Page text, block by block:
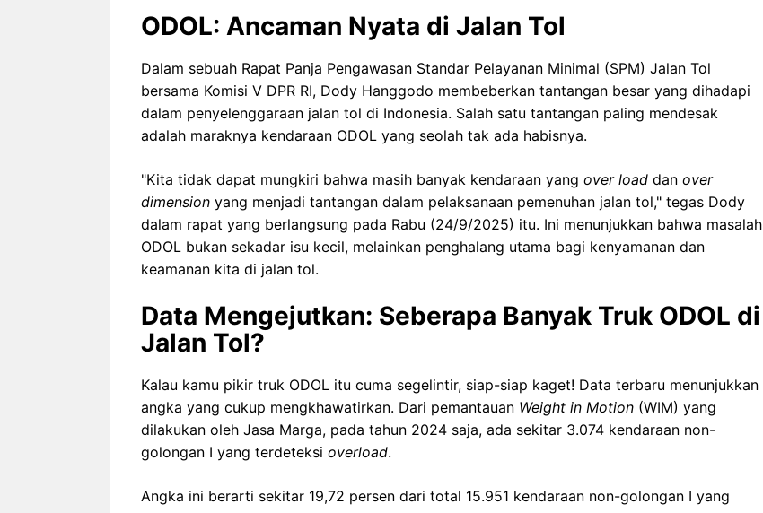
ODOL: Ancaman Nyata di Jalan Tol
Dalam sebuah Rapat Panja Pengawasan Standar Pelayanan Minimal (SPM) Jalan Tol
bersama Komisi V DPR RI, Dody Hanggodo membeberkan tantangan besar yang dihadapi
dalam penyelenggaraan jalan tol di Indonesia. Salah satu tantangan paling mendesak
adalah maraknya kendaraan ODOL yang seolah tak ada habisnya.
"Kita tidak dapat mungkiri bahwa masih banyak kendaraan yang over load dan over
dimension yang menjadi tantangan dalam pelaksanaan pemenuhan jalan tol," tegas Dody
dalam rapat yang berlangsung pada Rabu (24/9/2025) itu. Ini menunjukkan bahwa masalah
ODOL bukan sekadar isu kecil, melainkan penghalang utama bagi kenyamanan dan
keamanan kita di jalan tol.
Data Mengejutkan: Seberapa Banyak Truk ODOL di
Jalan Tol?
Kalau kamu pikir truk ODOL itu cuma segelintir, siap-siap kaget! Data terbaru menunjukkan
angka yang cukup mengkhawatirkan. Dari pemantauan Weight in Motion (WIM) yang
dilakukan oleh Jasa Marga, pada tahun 2024 saja, ada sekitar 3.074 kendaraan non-
golongan I yang terdeteksi overload.
Angka ini berarti sekitar 19,72 persen dari total 15.951 kendaraan non-golongan I yang